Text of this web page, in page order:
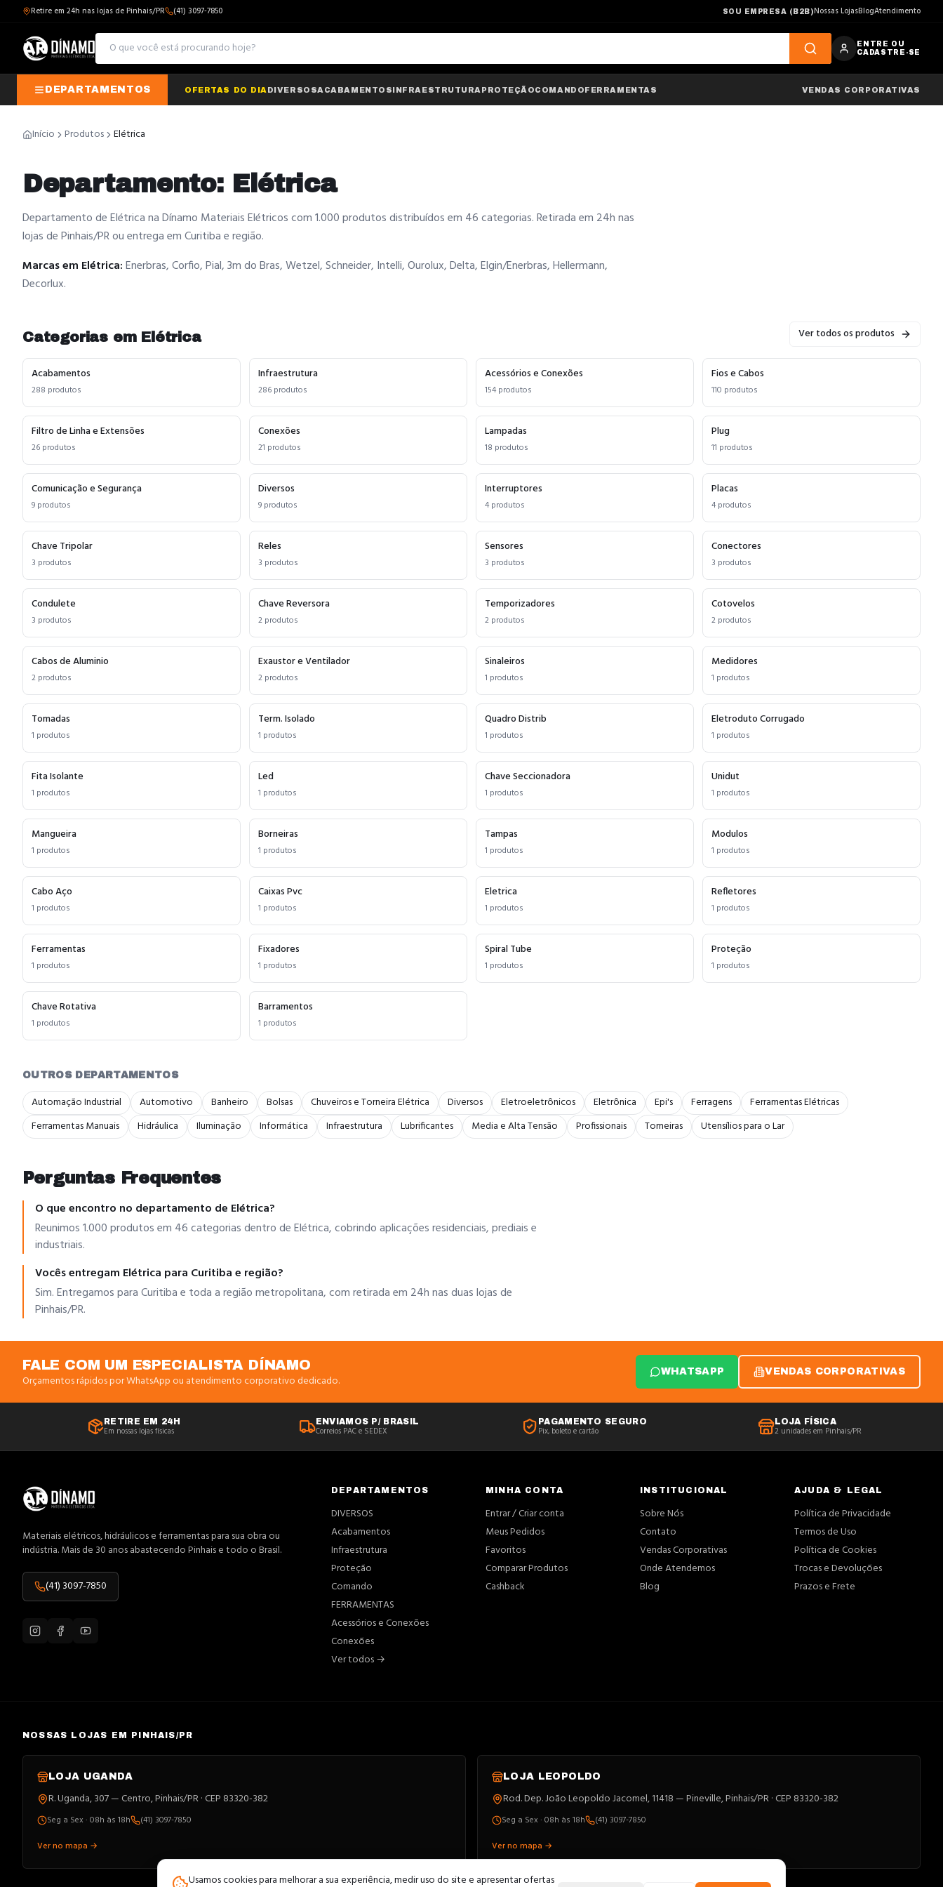
Retire em 24h nas lojas de Pinhais/PR (41) 3097-7850 SOU EMPRESA (B2B)Nossas LojasBlogAtendimento
ENTRE OU
CADASTRE-SE
DEPARTAMENTOS OFERTAS DO DIA DIVERSOSACABAMENTOSINFRAESTRUTURA PROTEÇÃOCOMANDOFERRAMENTAS VENDAS CORPORATIVAS
Início Produtos Elétrica
Departamento: Elétrica
Departamento de Elétrica na Dínamo Materiais Elétricos com 1.000 produtos distribuídos em 46 categorias. Retirada em 24h nas
lojas de Pinhais/PR ou entrega em Curitiba e região.
Marcas em Elétrica:Enerbras, Corfio, Pial, 3m do Bras, Wetzel, Schneider, Intelli, Ourolux, Delta, Elgin/Enerbras, Hellermann,
Decorlux.
Categorias em Elétrica Ver todos os produtos
Acabamentos
288 produtos
Infraestrutura
286 produtos
Acessórios e Conexões
154 produtos
Fios e Cabos
110 produtos
Filtro de Linha e Extensões
26 produtos
Conexões
21 produtos
Lampadas
18 produtos
Plug
11 produtos
Comunicação e Segurança
9 produtos
Diversos
9 produtos
Interruptores
4 produtos
Placas
4 produtos
Chave Tripolar
3 produtos
Reles
3 produtos
Sensores
3 produtos
Conectores
3 produtos
Condulete
3 produtos
Chave Reversora
2 produtos
Temporizadores
2 produtos
Cotovelos
2 produtos
Cabos de Aluminio
2 produtos
Exaustor e Ventilador
2 produtos
Sinaleiros
1 produtos
Medidores
1 produtos
Tomadas
1 produtos
Term. Isolado
1 produtos
Quadro Distrib
1 produtos
Eletroduto Corrugado
1 produtos
Fita Isolante
1 produtos
Led
1 produtos
Chave Seccionadora
1 produtos
Unidut
1 produtos
Mangueira
1 produtos
Borneiras
1 produtos
Tampas
1 produtos
Modulos
1 produtos
Cabo Aço
1 produtos
Caixas Pvc
1 produtos
Eletrica
1 produtos
Refletores
1 produtos
Ferramentas
1 produtos
Fixadores
1 produtos
Spiral Tube
1 produtos
Proteção
1 produtos
Chave Rotativa
1 produtos
Barramentos
1 produtos
OUTROS DEPARTAMENTOS
Automação Industrial Automotivo Banheiro Bolsas Chuveiros e Torneira Elétrica Diversos Eletroeletrônicos Eletrônica Epi's Ferragens
Ferramentas Elétricas
Ferramentas Manuais
Hidráulica Iluminação Informática Infraestrutura Lubrificantes Media e Alta Tensão Profissionais Torneiras Utensílios para o Lar
Perguntas Frequentes
O que encontro no departamento de Elétrica?
Reunimos 1.000 produtos em 46 categorias dentro de Elétrica, cobrindo aplicações residenciais, prediais e
industriais.
Vocês entregam Elétrica para Curitiba e região?
Sim. Entregamos para Curitiba e toda a região metropolitana, com retirada em 24h nas duas lojas de
Pinhais/PR.
FALE COM UM ESPECIALISTA DÍNAMO
Orçamentos rápidos por WhatsApp ou atendimento corporativo dedicado.
WHATSAPP VENDAS CORPORATIVAS
RETIRE EM 24H
Em nossas lojas físicas
ENVIAMOS P/ BRASIL
Correios PAC e SEDEX
PAGAMENTO SEGURO
Pix, boleto e cartão
LOJA FÍSICA
2 unidades em Pinhais/PR
Materiais elétricos, hidráulicos e ferramentas para sua obra ou
indústria. Mais de 30 anos abastecendo Pinhais e todo o Brasil.
(41) 3097-7850
DEPARTAMENTOS
DIVERSOS
Acabamentos
Infraestrutura
Proteção
Comando
FERRAMENTAS
Acessórios e Conexões
Conexões
Ver todos →
MINHA CONTA
Entrar / Criar conta
Meus Pedidos
Favoritos
Comparar Produtos
Cashback
INSTITUCIONAL
Sobre Nós
Contato
Vendas Corporativas
Onde Atendemos
Blog
AJUDA & LEGAL
Política de Privacidade
Termos de Uso
Política de Cookies
Trocas e Devoluções
Prazos e Frete
NOSSAS LOJAS EM PINHAIS/PR
LOJA UGANDA
R. Uganda, 307 — Centro, Pinhais/PR · CEP 83320-382
Seg a Sex · 08h às 18h
(41) 3097-7850
Ver no mapa →
LOJA LEOPOLDO
Rod. Dep. João Leopoldo Jacomel, 11418 — Pineville, Pinhais/PR · CEP 83320-382
Seg a Sex · 08h às 18h
(41) 3097-7850
Ver no mapa →
Usamos cookies para melhorar a sua experiência, medir uso do site e apresentar ofertas